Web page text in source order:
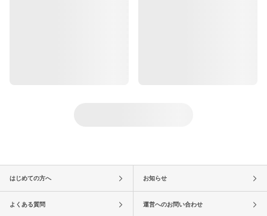
はじめての方へ お知らせ
よくある質問 運営へのお問い合わせ